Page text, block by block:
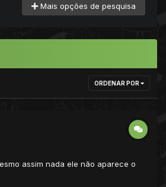
Mais opções de pesquisa
ORDENAR POR
assim nada ele não aparece o